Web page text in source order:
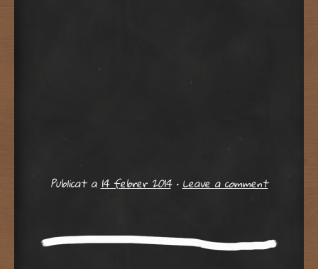
Publicat a14 febrer 2014 •Leave a comment